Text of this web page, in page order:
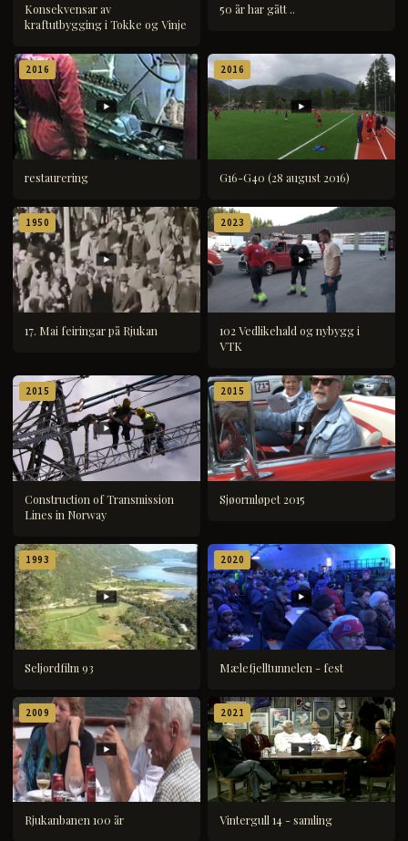
Konsekvensar av
kraftutbygging i Tokke og Vinje
50 år har gått ..
2016
restaurering
2016
G16-G40 (28 august 2016)
1950
17. Mai feiringar på Rjukan
2023
102 Vedlikehald og nybygg i
VTK
2015
Construction of Transmission
Lines in Norway
2015
Sjøormløpet 2015
1993
Seljordfilm 93
2020
Mælefjelltunnelen - fest
2009
Rjukanbanen 100 år
2021
Vintergull 14 - samling